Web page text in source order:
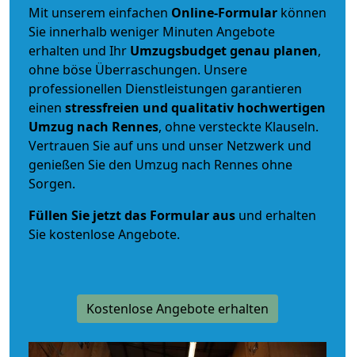
Mit unserem einfachen Online-Formular können
Sie innerhalb weniger Minuten Angebote
erhalten und Ihr Umzugsbudgetgenau planen,
ohne böse Überraschungen. Unsere
professionellen Dienstleistungen garantieren
einen stressfreien und qualitativ hochwertigen
Umzug nach Rennes, ohne versteckte Klauseln.
Vertrauen Sie auf uns und unser Netzwerk und
genießen Sie den Umzug nach Rennes ohne
Sorgen.
Füllen Sie jetzt das Formular aus und erhalten
Sie kostenlose Angebote.
Kostenlose Angebote erhalten